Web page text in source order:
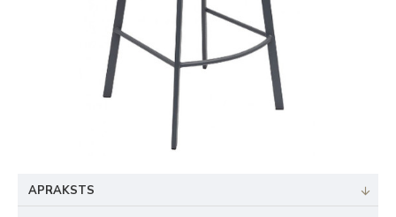
APRAKSTS